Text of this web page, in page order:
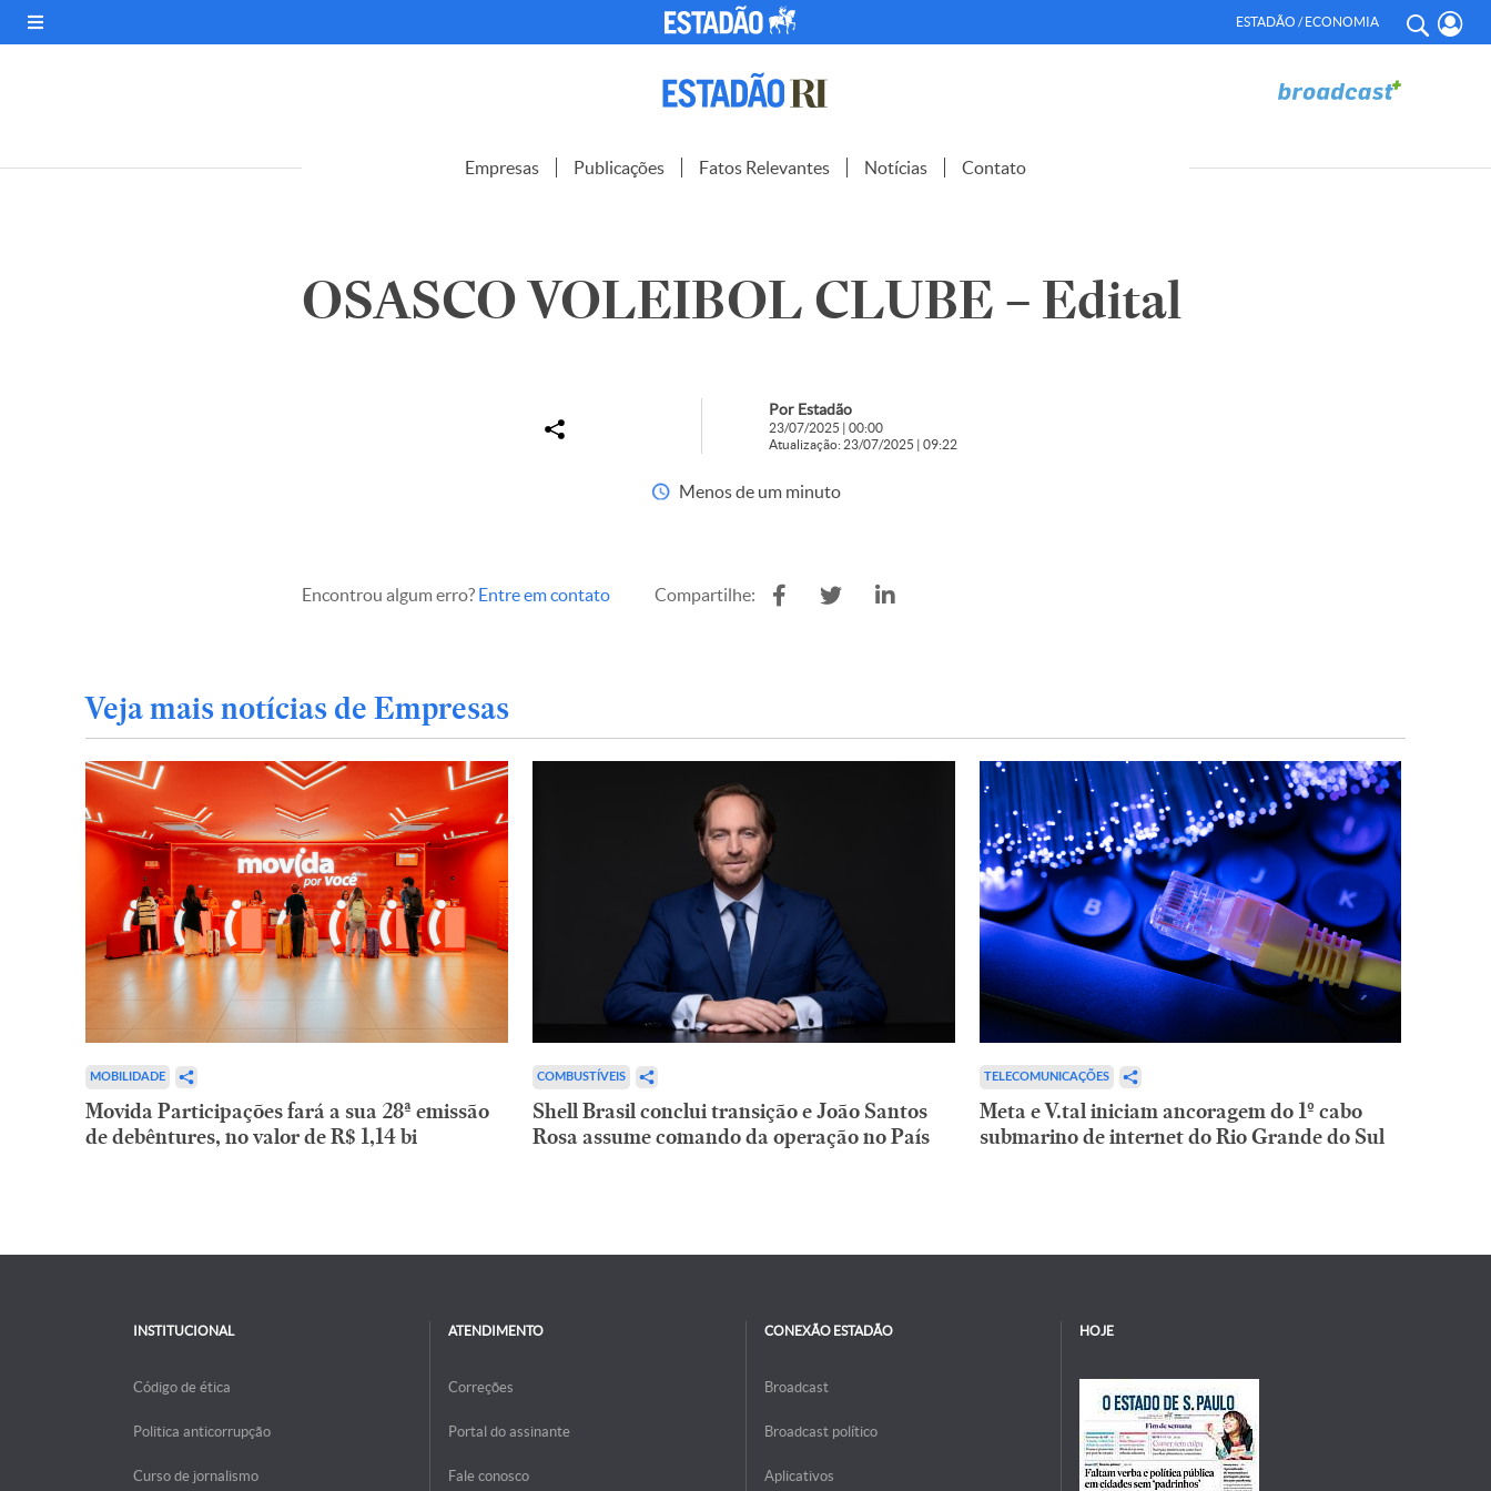
ESTADÃO / ECONOMIA
Empresas Publicações Fatos Relevantes Notícias Contato
OSASCO VOLEIBOL CLUBE – Edital
Por Estadão
23/07/2025 | 00:00
Atualização: 23/07/2025 | 09:22
Menos de um minuto
Encontrou algum erro? Entre em contato Compartilhe:
Veja mais notícias de Empresas
MOBILIDADE
Movida Participações fará a sua 28ª emissão
de debêntures, no valor de R$ 1,14 bi
COMBUSTÍVEIS
Shell Brasil conclui transição e João Santos
Rosa assume comando da operação no País
TELECOMUNICAÇÕES
Meta e V.tal iniciam ancoragem do 1º cabo
submarino de internet do Rio Grande do Sul
INSTITUCIONAL
Código de ética
Politica anticorrupção
Curso de jornalismo
ATENDIMENTO
Correções
Portal do assinante
Fale conosco
CONEXÃO ESTADÃO
Broadcast
Broadcast político
Aplicativos
HOJE